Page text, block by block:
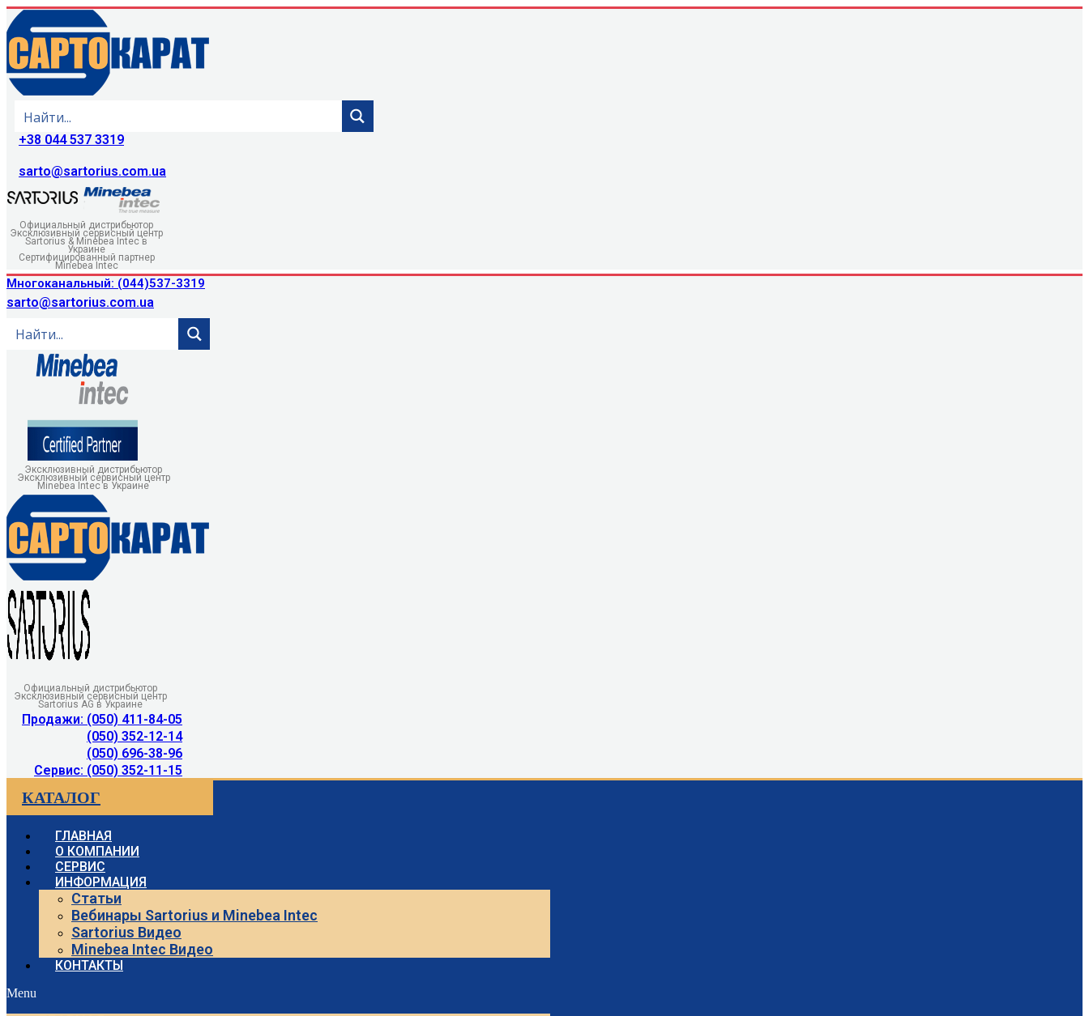
+38 044 537 3319
sarto@sartorius.com.ua
Официальный дистрибьютор
Эксклюзивный сервисный центр
Sartorius & Minebea Intec в
Украине
Сертифицированный партнер
Minebea Intec
Многоканальный: (044)537-3319
sarto@sartorius.com.ua
Эксклюзивный дистрибьютор
Эксклюзивный сервисный центр
Minebea Intec в Украине
Официальный дистрибьютор
Эксклюзивный сервисный центр
Sartorius AG в Украине
Продажи: (050) 411-84-05
(050) 352-12-14
(050) 696-38-96
Сервис: (050) 352-11-15
КАТАЛОГ
ГЛАВНАЯ
О КОМПАНИИ
СЕРВИС
ИНФОРМАЦИЯ
Статьи
Вебинары Sartorius и Minebea Intec
Sartorius Видео
Minebea Intec Видео
КОНТАКТЫ
Menu